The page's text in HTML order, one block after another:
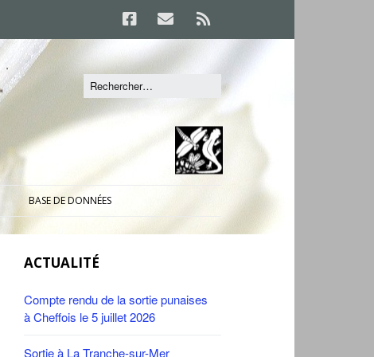
BASE DE DONNÉES
ACTUALITÉ
Compte rendu de la sortie punaises
à Cheffois le 5 juillet 2026
Sortie à La Tranche-sur-Mer